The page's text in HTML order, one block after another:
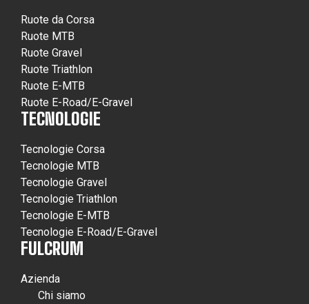
Ruote da Corsa
Ruote MTB
Ruote Gravel
Ruote Triathlon
Ruote E-MTB
Ruote E-Road/E-Gravel
TECNOLOGIE
Tecnologie Corsa
Tecnologie MTB
Tecnologie Gravel
Tecnologie Triathlon
Tecnologie E-MTB
Tecnologie E-Road/E-Gravel
FULCRUM
Azienda
Chi siamo